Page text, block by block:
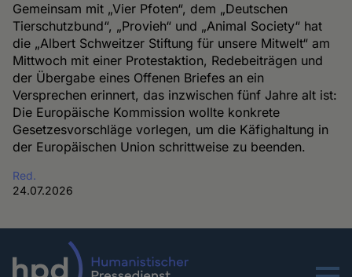
Gemeinsam mit „Vier Pfoten“, dem „Deutschen
Tierschutzbund“, „Provieh“ und „Animal Society“ hat
die „Albert Schweitzer Stiftung für unsere Mitwelt“ am
Mittwoch mit einer Protestaktion, Redebeiträgen und
der Übergabe eines Offenen Briefes an ein
Versprechen erinnert, das inzwischen fünf Jahre alt ist:
Die Europäische Kommission wollte konkrete
Gesetzesvorschläge vorlegen, um die Käfighaltung in
der Europäischen Union schrittweise zu beenden.
Red.
24.07.2026